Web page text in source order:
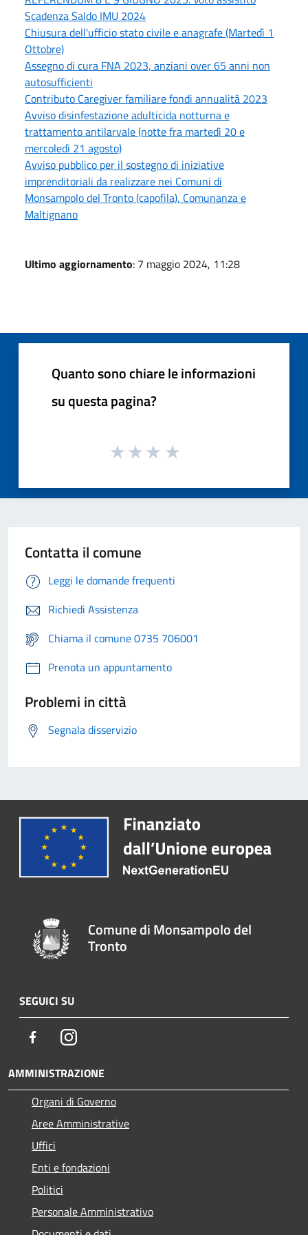
Scadenza Saldo IMU 2024
Chiusura dell'ufficio stato civile e anagrafe (Martedì 1
Ottobre)
Assegno di cura FNA 2023, anziani over 65 anni non
autosufficienti
Contributo Caregiver familiare fondi annualità 2023
Avviso disinfestazione adulticida notturna e
trattamento antilarvale (notte fra martedì 20 e
mercoledì 21 agosto)
Avviso pubblico per il sostegno di iniziative
imprenditoriali da realizzare nei Comuni di
Monsampolo del Tronto (capofila), Comunanza e
Maltignano
Ultimo aggiornamento: 7 maggio 2024, 11:28
Quanto sono chiare le informazioni
su questa pagina?
Contatta il comune
Leggi le domande frequenti
Richiedi Assistenza
Chiama il comune 0735 706001
Prenota un appuntamento
Problemi in città
Segnala disservizio
Comune di Monsampolo del
Tronto
SEGUICI SU
FacebookInstagram
AMMINISTRAZIONE
Organi di Governo
Aree Amministrative
Uffici
Enti e fondazioni
Politici
Personale Amministrativo